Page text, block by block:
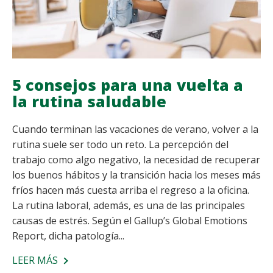
5 consejos para una vuelta a
la rutina saludable
Cuando terminan las vacaciones de verano, volver a la
rutina suele ser todo un reto. La percepción del
trabajo como algo negativo, la necesidad de recuperar
los buenos hábitos y la transición hacia los meses más
fríos hacen más cuesta arriba el regreso a la oficina.
La rutina laboral, además, es una de las principales
causas de estrés. Según el Gallup’s Global Emotions
Report, dicha patología...
LEER MÁS SOBRE